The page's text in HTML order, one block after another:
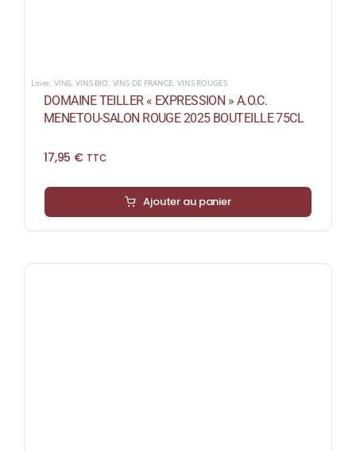
Loire, VINS,VINS BIO, VINS DE FRANCE,VINS ROUGES
DOMAINE TEILLER « EXPRESSION » A.O.C.
MENETOU-SALON ROUGE 2025 BOUTEILLE 75CL
17,95 € TTC
Ajouter au panier